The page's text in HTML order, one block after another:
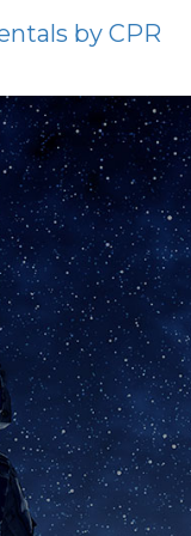
by CPR